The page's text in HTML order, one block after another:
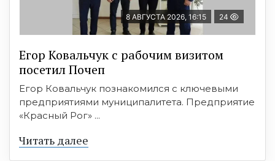
8 АВГУСТА 2026, 16:15 24
Егор Ковальчук с рабочим визитом
посетил Почеп
Егор Ковальчук познакомился с ключевыми
предприятиями муниципалитета. Предприятие
«Красный Рог» ...
Читать далее